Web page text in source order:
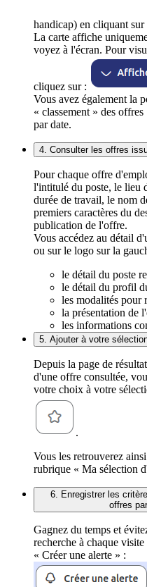
handicap) en cliquant sur
La carte affiche
voyez à l'écran. Pour
cliquez sur :
Vous avez également la
« classement » des
par date.
4. Consulter les offres
Pour chaque offre
l'intitulé du poste, le lieu
durée de travail, le nom
premiers caractères du
publication de l'offre.
Vous accédez au détail
ou sur le logo sur la
le détail du poste
le détail du profil
les modalités pour
la présentation de
les informations
5. Ajouter à votre
Depuis la page de
d'une offre consultée,
votre choix à votre
.
Vous les retrouverez
rubrique « Ma sélection
6. Enregistrer les
offres
Gagnez du temps et
recherche à chaque
« Créer une alerte » :